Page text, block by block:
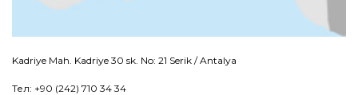
Kadriye Mah. Kadriye 30 sk. No: 21 Serik / Antalya
Тел: +90 (242) 710 34 34